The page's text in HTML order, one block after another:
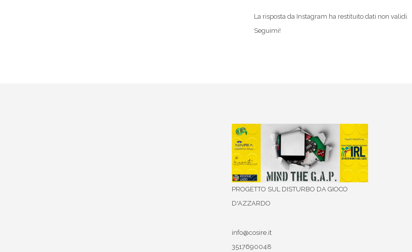
La risposta da Instagram ha restituito dati non validi.
Seguimi!
PROGETTO SUL DISTURBO DA GIOCO
D'AZZARDO
info@cosire.it
3517690048